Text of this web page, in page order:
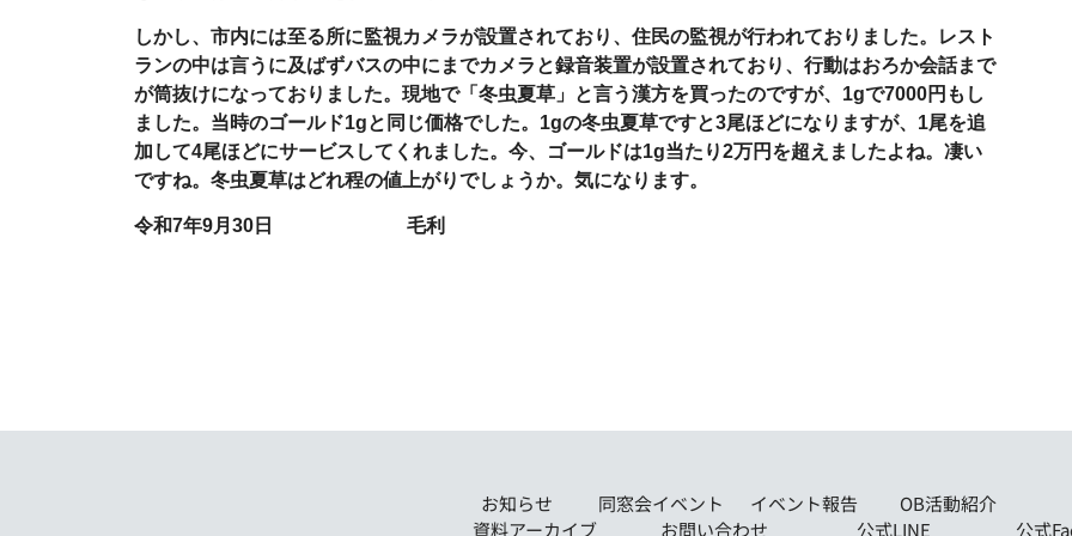
しかし、市内には至る所に監視カメラが設置されており、住民の監視が行われておりました。レスト
ランの中は言うに及ばずバスの中にまでカメラと録音装置が設置されており、行動はおろか会話まで
が筒抜けになっておりました。現地で「冬虫夏草」と言う漢方を買ったのですが、 1gで7000円もし
ました。当時のゴールド1gと同じ価格でした。 1gの冬虫夏草ですと3尾ほどになりますが、 1尾を追
加して4尾ほどにサービスしてくれました。今、ゴールドは1g当たり2万円を超えましたよね。凄い
ですね。冬虫夏草はどれ程の値上がりでしょうか。気になります。
令和7年9月 30 日 毛利
お知らせ 同窓会イベント イベント報告
OB活動紹介
資料アーカイブ
お問い合わせ 公式LINE 公式